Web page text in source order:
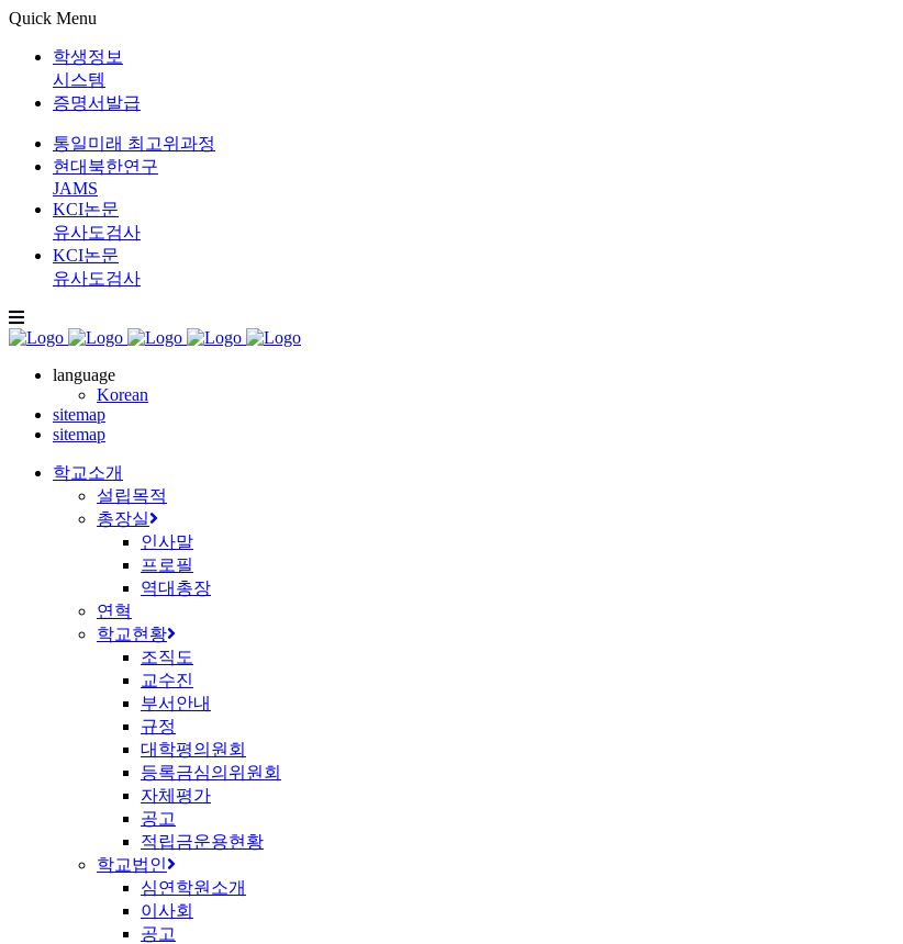
Quick Menu
학생정보
시스템
증명서발급
통일미래 최고위과정
현대북한연구
JAMS
KCI논문
유사도검사
KCI논문
유사도검사
language
Korean
sitemap
sitemap
학교소개
설립목적
총장실
인사말
프로필
역대총장
연혁
학교현황
조직도
교수진
부서안내
규정
대학평의원회
등록금심의위원회
자체평가
공고
적립금운용현황
학교법인
심연학원소개
이사회
공고